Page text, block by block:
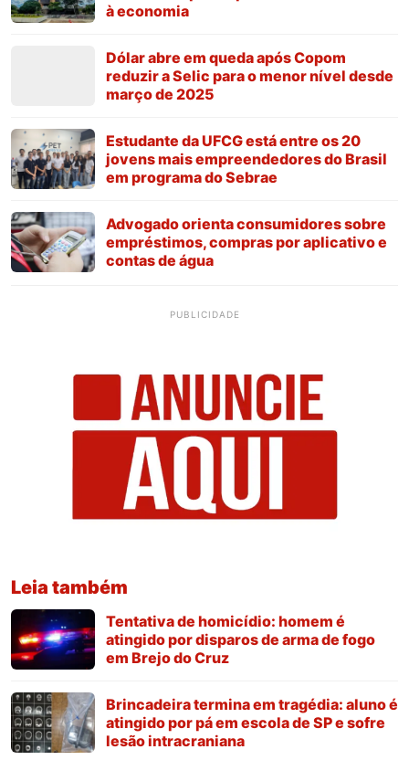
à economia
Dólar abre em queda após Copom
reduzir a Selic para o menor nível desde
março de 2025
Estudante da UFCG está entre os 20
jovens mais empreendedores do Brasil
em programa do Sebrae
Advogado orienta consumidores sobre
empréstimos, compras por aplicativo e
contas de água
PUBLICIDADE
Leia também
Tentativa de homicídio: homem é
atingido por disparos de arma de fogo
em Brejo do Cruz
Brincadeira termina em tragédia: aluno é
atingido por pá em escola de SP e sofre
lesão intracraniana